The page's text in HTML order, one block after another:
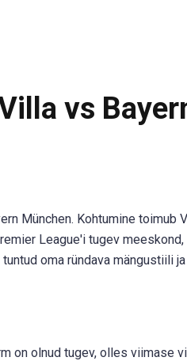
vs
München. Kohtumine toimub
League'i tugev
oma ründava mängustiili
on olnud tugev, olles viimase